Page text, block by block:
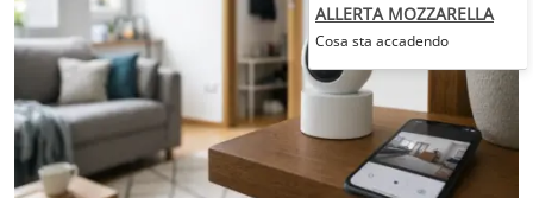
ALLERTA MOZZARELLA
Cosa sta accadendo